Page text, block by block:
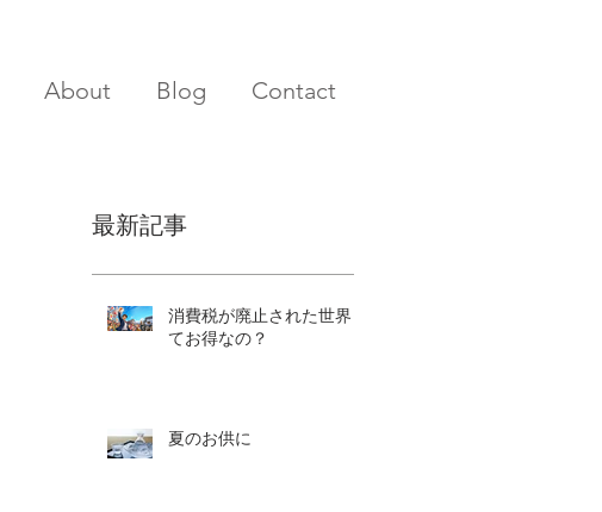
About Blog Contact
最新記事
消費税が廃止された世界っ
てお得なの？
夏のお供に